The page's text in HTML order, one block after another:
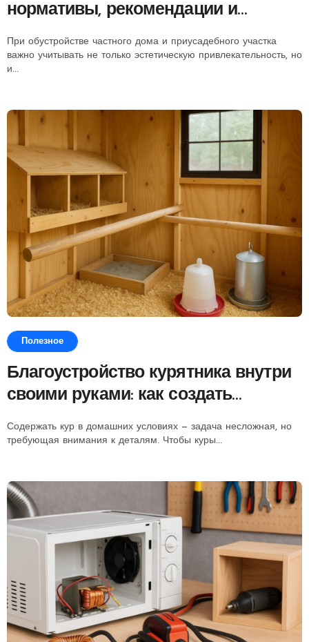
нормативы, рекомендации и
важно учитывать не только эстетическую привлекательность, но
и...
Полезное
Благоустройство курятника внутри
своими руками: как создать
Содержать кур в домашних условиях — задача несложная, но
требующая внимания к деталям. Чтобы куры...